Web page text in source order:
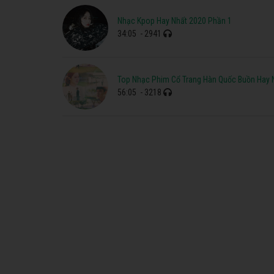
Nhạc Kpop Hay Nhất 2020 Phần 1
34:05 - 2941
Top Nhạc Phim Cổ Trang Hàn Quốc Buồn Hay
56:05 - 3218